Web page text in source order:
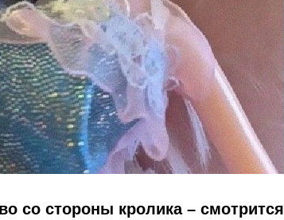
со стороны кролика – смотрится